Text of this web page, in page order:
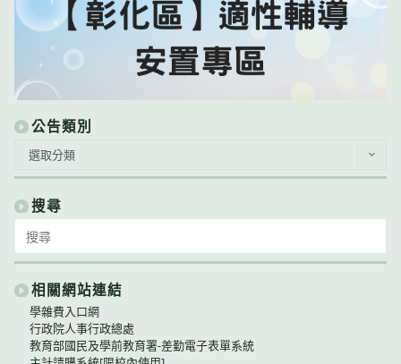
公告類別
類
別
選取分類
搜尋
for:
相關網站連結
學雜費入口網
行政院人事行政總處
教育部國民及學前教育署-差勤電子表單系統